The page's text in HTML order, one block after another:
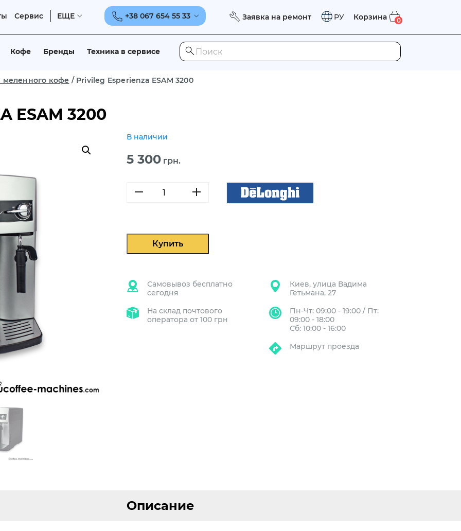
Сервис ЕЩЕ +38 067 654 55 33 Заявка на ремонт РУ Корзина 0
Кофе Бренды Техника в сервисе
кофе / Privileg Esperienza ESAM 3200
ESAM 3200
В наличии
5 300 грн.
Купить
Самовывоз бесплатно
сегодня
На склад почтового
оператора от 100 грн
Киев, улица Вадима
Гетьмана, 27
Пн-Чт: 09:00 - 19:00 / Пт:
09:00 - 18:00
Сб: 10:00 - 16:00
Маршрут проезда
Описание